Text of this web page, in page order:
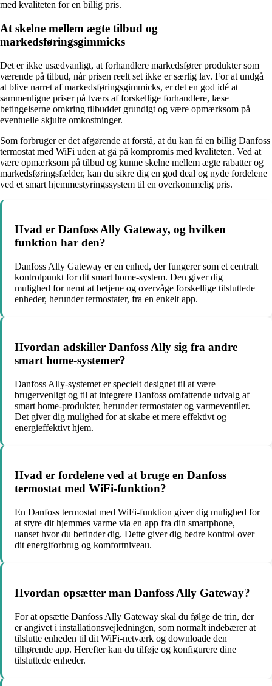
med kvaliteten for en billig pris.
At skelne mellem ægte tilbud og
markedsføringsgimmicks
Det er ikke usædvanligt, at forhandlere markedsfører produkter som
værende på tilbud, når prisen reelt set ikke er særlig lav. For at undgå
at blive narret af markedsføringsgimmicks, er det en god idé at
sammenligne priser på tværs af forskellige forhandlere, læse
betingelserne omkring tilbuddet grundigt og være opmærksom på
eventuelle skjulte omkostninger.
Som forbruger er det afgørende at forstå, at du kan få en billig Danfoss
termostat med WiFi uden at gå på kompromis med kvaliteten. Ved at
være opmærksom på tilbud og kunne skelne mellem ægte rabatter og
markedsføringsfælder, kan du sikre dig en god deal og nyde fordelene
ved et smart hjemmestyringssystem til en overkommelig pris.
Hvad er Danfoss Ally Gateway, og hvilken
funktion har den?
Danfoss Ally Gateway er en enhed, der fungerer som et centralt
kontrolpunkt for dit smart home-system. Den giver dig
mulighed for nemt at betjene og overvåge forskellige tilsluttede
enheder, herunder termostater, fra en enkelt app.
Hvordan adskiller Danfoss Ally sig fra andre
smart home-systemer?
Danfoss Ally-systemet er specielt designet til at være
brugervenligt og til at integrere Danfoss omfattende udvalg af
smart home-produkter, herunder termostater og varmeventiler.
Det giver dig mulighed for at skabe et mere effektivt og
energieffektivt hjem.
Hvad er fordelene ved at bruge en Danfoss
termostat med WiFi-funktion?
En Danfoss termostat med WiFi-funktion giver dig mulighed for
at styre dit hjemmes varme via en app fra din smartphone,
uanset hvor du befinder dig. Dette giver dig bedre kontrol over
dit energiforbrug og komfortniveau.
Hvordan opsætter man Danfoss Ally Gateway?
For at opsætte Danfoss Ally Gateway skal du følge de trin, der
er angivet i installationsvejledningen, som normalt indebærer at
tilslutte enheden til dit WiFi-netværk og downloade den
tilhørende app. Herefter kan du tilføje og konfigurere dine
tilsluttede enheder.